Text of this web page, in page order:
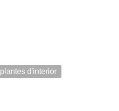
plantes d'interior